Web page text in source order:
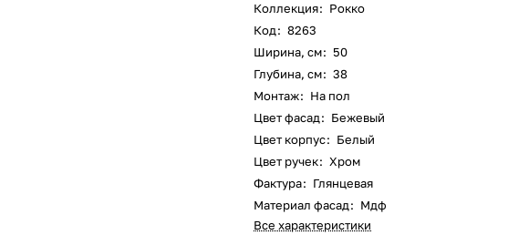
Коллекция: Рокко
Код: 8263
Ширина, см: 50
Глубина, см: 38
Монтаж: На пол
Цвет фасад: Бежевый
Цвет корпус: Белый
Цвет ручек: Хром
Фактура: Глянцевая
Материал фасад: Мдф
Все характеристики